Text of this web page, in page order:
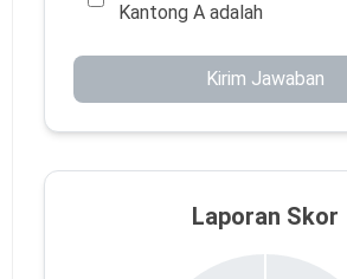
Kantong A adalah
Kirim Jawaban
Laporan Skor